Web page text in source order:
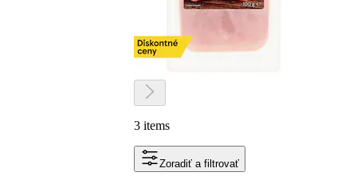
3 items
Zoradiť a filtrovať